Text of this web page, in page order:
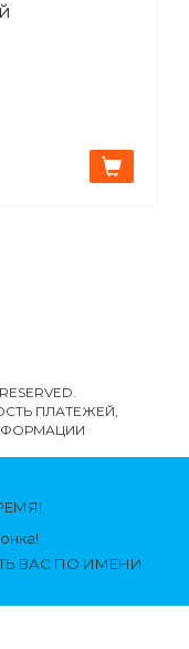
ПЛАТЕЖЕЙ,
ВАС ПО ИМЕНИ.